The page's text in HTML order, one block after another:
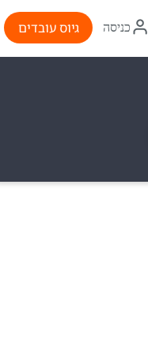
איקון
התחברות
כניסה גיוס עובדים